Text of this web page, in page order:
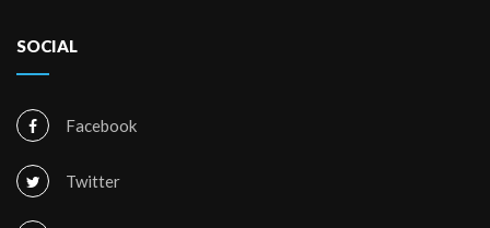
SOCIAL
Facebook
Twitter